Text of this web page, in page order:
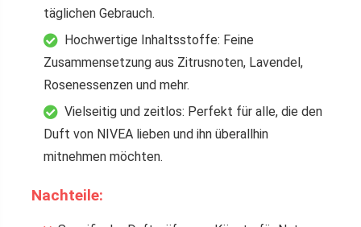
täglichen Gebrauch.
Hochwertige Inhaltsstoffe: Feine
Zusammensetzung aus Zitrusnoten, Lavendel,
Rosenessenzen und mehr.
Vielseitig und zeitlos: Perfekt für alle, die den
Duft von NIVEA lieben und ihn überallhin
mitnehmen möchten.
Nachteile: